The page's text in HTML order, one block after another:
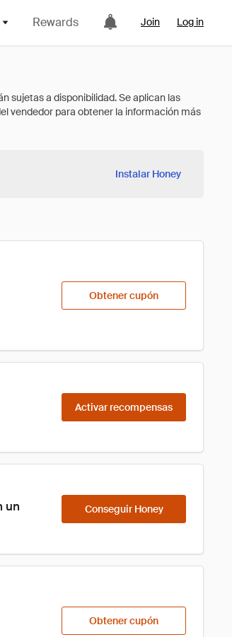
Rewards Join Log in
Instalar Honey
Obtener cupón
Activar recompensas
un
Conseguir Honey
Obtener cupón